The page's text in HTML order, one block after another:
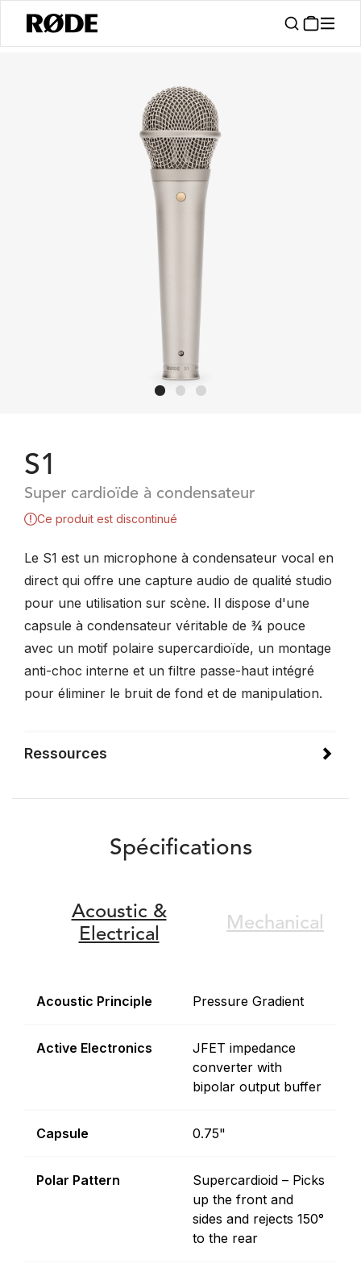
S1
Super cardioïde à condensateur
Ce produit est discontinué
Le S1 est un microphone à condensateur vocal en
direct qui offre une capture audio de qualité studio
pour une utilisation sur scène. Il dispose d'une
capsule à condensateur véritable de ¾ pouce
avec un motif polaire supercardioïde, un montage
anti-choc interne et un filtre passe-haut intégré
pour éliminer le bruit de fond et de manipulation.
Ressources
Spécifications
Acoustic &
Electrical
Mechanical
Acoustic Principle Pressure Gradient
Active Electronics
JFET impedance
converter with
bipolar output buffer
Capsule 0.75"
Polar Pattern
Supercardioid – Picks
up the front and
sides and rejects 150°
to the rear